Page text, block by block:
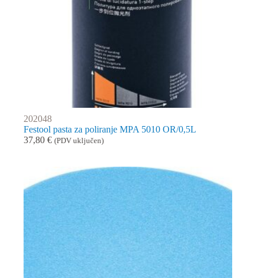
202048
Festool pasta za poliranje MPA 5010 OR/0,5L
37,80 € (PDV uključen)